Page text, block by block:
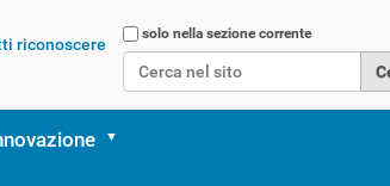
Cerca nel sito
solo nella sezione corrente
riconoscere